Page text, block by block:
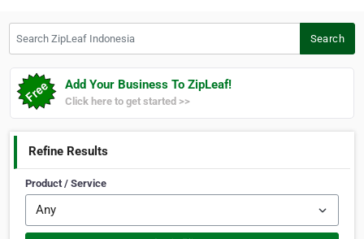
Search
Add Your Business To ZipLeaf!
Click here to get started >>
Refine Results
Product / Service